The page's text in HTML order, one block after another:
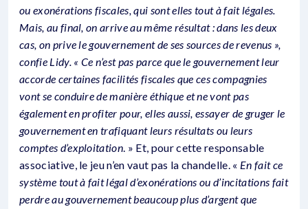
ou exonérations fiscales, qui sont elles tout à fait légales.
Mais, au final, on arrive au même résultat : dans les deux
cas, on prive le gouvernement de ses sources de revenus »,
confie Lidy. « Ce n’est pas parce que le gouvernement leur
accorde certaines facilités fiscales que ces compagnies
vont se conduire de manière éthique et ne vont pas
également en profiter pour, elles aussi, essayer de gruger le
gouvernement en trafiquant leurs résultats ou leurs
comptes d’exploitation. » Et, pour cette responsable
associative, le jeu n’en vaut pas la chandelle. « En fait ce
système tout à fait légal d’exonérations ou d’incitations fait
perdre au gouvernement beaucoup plus d’argent que